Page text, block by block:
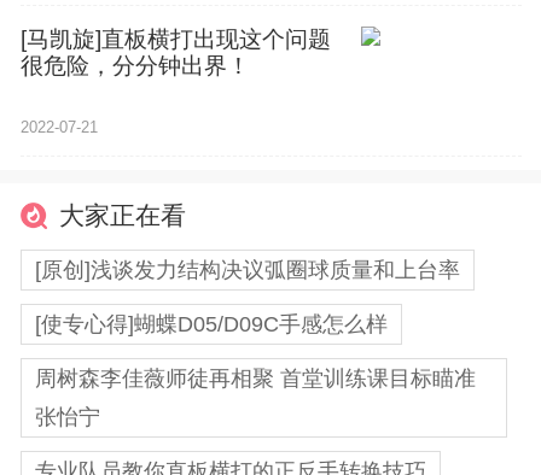
[马凯旋]直板横打出现这个问题
很危险，分分钟出界！
2022-07-21
大家正在看
[原创]浅谈发力结构决议弧圈球质量和上台率
[使专心得]蝴蝶D05/D09C手感怎么样
周树森李佳薇师徒再相聚 首堂训练课目标瞄准
张怡宁